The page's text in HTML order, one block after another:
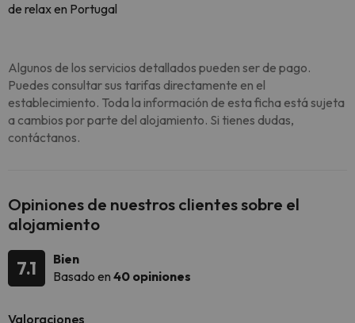
de relax en Portugal
Algunos de los servicios detallados pueden ser de pago.
Puedes consultar sus tarifas directamente en el
establecimiento. Toda la información de esta ficha está sujeta
a cambios por parte del alojamiento. Si tienes dudas,
contáctanos.
Opiniones de nuestros clientes sobre el
alojamiento
7.1
Bien
Basado en 40 opiniones